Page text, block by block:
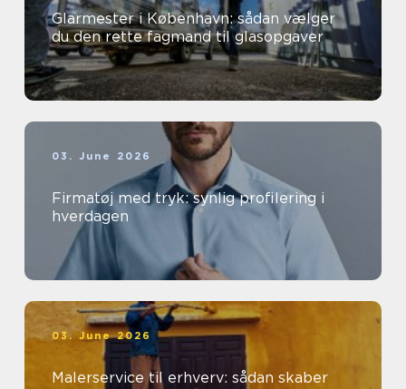
Glarmester i København: sådan vælger
du den rette fagmand til glasopgaver
03. June 2026
Firmatøj med tryk: synlig profilering i
hverdagen
03. June 2026
Malerservice til erhverv: sådan skaber